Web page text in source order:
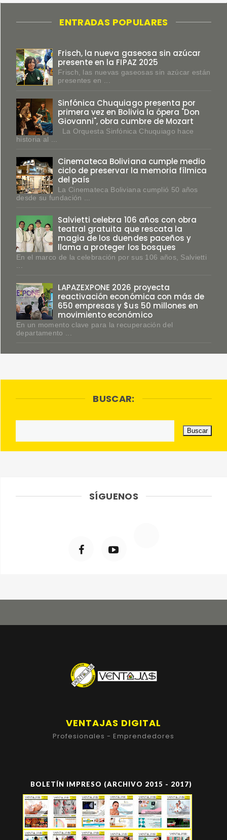
ENTRADAS POPULARES
Frisch, la nueva gaseosa sin azúcar
presente en la FIPAZ 2025
Frisch, las nuevas gaseosas sin azúcar están
presentes en ...
Sinfónica Chuquiago presenta por
primera vez en Bolivia la ópera "Don
Giovanni", obra cumbre de Mozart
La Orquesta Sinfónica Chuquiago hace
historia al ...
Cinemateca Boliviana cumple medio
ciclo de preservar la memoria fílmica
del país
La Cinemateca Boliviana cumplió 50 años
desde su fundación ...
Salvietti celebra 106 años con obra
teatral gratuita que rescata la
magia de los duendes paceños y
llama a proteger los bosques
En el marco de la celebración por sus 106 años, Salvietti
LAPAZEXPONE 2026 proyecta
reactivación económica con más de
650 empresas y $us 50 millones en
movimiento económico
En un momento clave para la recuperación del
departamento ...
BUSCAR:
SÍGUENOS
VENTAJAS DIGITAL
Profesionales - Emprendedores
BOLETÍN IMPRESO (ARCHIVO 2015 - 2017)